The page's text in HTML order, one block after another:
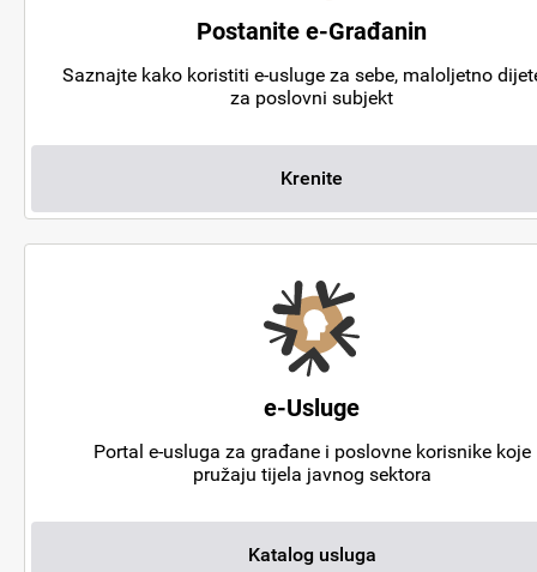
Postanite e-Građanin
Saznajte kako koristiti e-usluge za sebe, maloljetno
za poslovni subjekt
Krenite
e-Usluge
Portal e-usluga za građane i poslovne korisnike koje
pružaju tijela javnog sektora
Katalog usluga